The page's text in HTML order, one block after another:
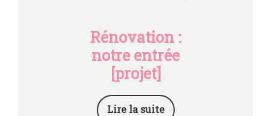
Rénovation :
notre entrée
[projet]
Lire la suite